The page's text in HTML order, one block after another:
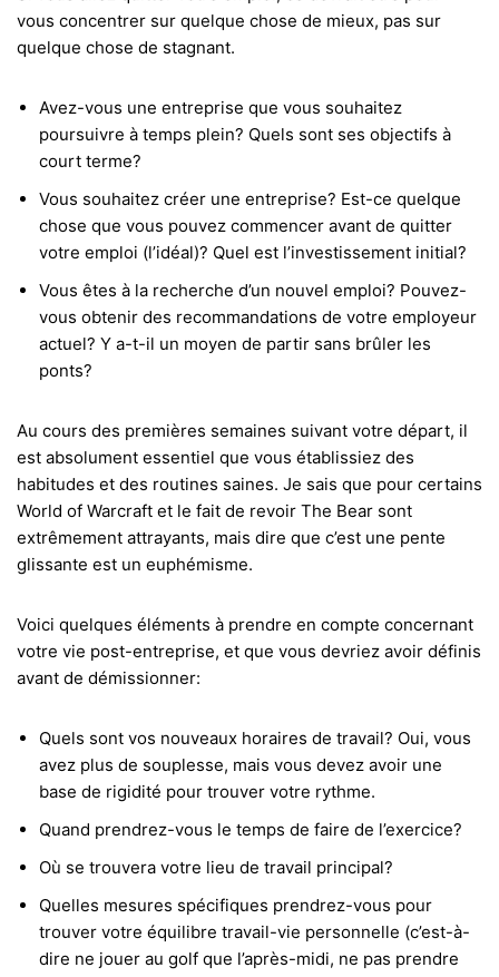
vous concentrer sur quelque chose de mieux, pas sur
quelque chose de stagnant.
Avez-vous une entreprise que vous souhaitez
poursuivre à temps plein? Quels sont ses objectifs à
court terme?
Vous souhaitez créer une entreprise? Est-ce quelque
chose que vous pouvez commencer avant de quitter
votre emploi (l’idéal)? Quel est l’investissement initial?
Vous êtes à la recherche d’un nouvel emploi? Pouvez-
vous obtenir des recommandations de votre employeur
actuel? Y a-t-il un moyen de partir sans brûler les
ponts?
Au cours des premières semaines suivant votre départ, il
est absolument essentiel que vous établissiez des
habitudes et des routines saines. Je sais que pour certains
World of Warcraft et le fait de revoir The Bear sont
extrêmement attrayants, mais dire que c’est une pente
glissante est un euphémisme.
Voici quelques éléments à prendre en compte concernant
votre vie post-entreprise, et que vous devriez avoir définis
avant de démissionner:
Quels sont vos nouveaux horaires de travail? Oui, vous
avez plus de souplesse, mais vous devez avoir une
base de rigidité pour trouver votre rythme.
Quand prendrez-vous le temps de faire de l’exercice?
Où se trouvera votre lieu de travail principal?
Quelles mesures spécifiques prendrez-vous pour
trouver votre équilibre travail-vie personnelle (c’est-à-
dire ne jouer au golf que l’après-midi, ne pas prendre